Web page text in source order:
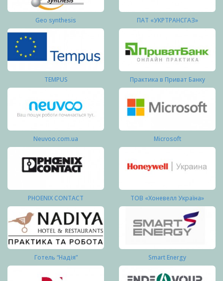
Geo synthesis ПАТ «УКРТРАНСГАЗ»
TEMPUS Практика в Приват Банку
Neuvoo.com.ua Microsoft
PHOENIX CONTACT ТОВ «Хоневелл Україна»
Готель “Надія” Smart Energy